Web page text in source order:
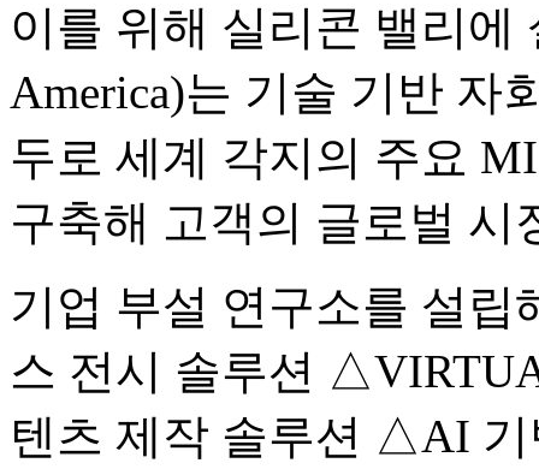
이를 위해 실리콘 밸리에
America)는 기술 기반 자
두로 세계 각지의 주요
구축해 고객의 글로벌 시
기업 부설 연구소를 설
스 전시 솔루션
텐츠 제작 솔루션 △AI